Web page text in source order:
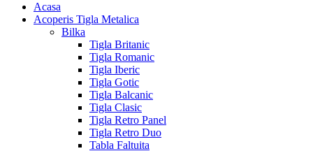
Acasa
Acoperis Tigla Metalica
Bilka
Tigla Britanic
Tigla Romanic
Tigla Iberic
Tigla Gotic
Tigla Balcanic
Tigla Clasic
Tigla Retro Panel
Tigla Retro Duo
Tabla Faltuita